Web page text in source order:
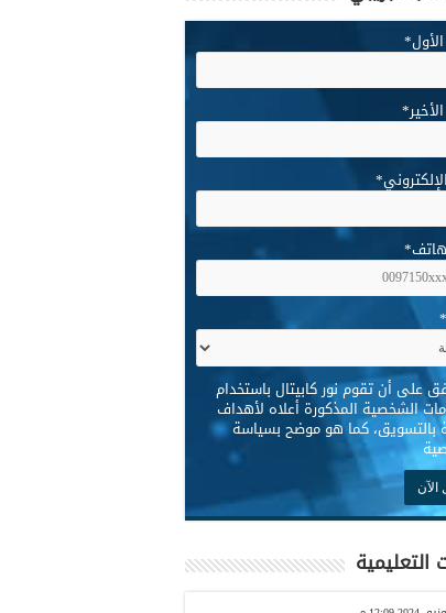
*
*
*
*
*
على أن تقوم نور كابيتال باستخدام
الشخصية المذكورة أعلاه لأهداف
بالتسويق، كما هو موضح بسياسة
التعليمية